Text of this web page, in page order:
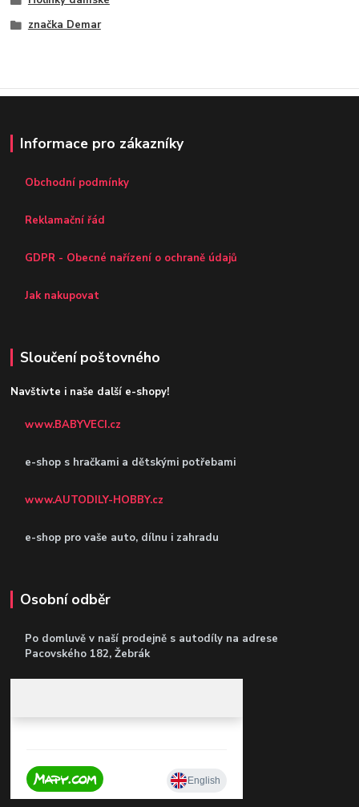
značka Demar
Informace pro zákazníky
Obchodní podmínky
Reklamační řád
GDPR - Obecné nařízení o ochraně údajů
Jak nakupovat
Sloučení poštovného
Navštivte i naše další e-shopy!
www.BABYVECI.cz
e-shop s hračkami a dětskými potřebami
www.AUTODILY-HOBBY.cz
e-shop pro vaše auto, dílnu i zahradu
Osobní odběr
Po domluvě v naší prodejně s autodíly na adrese
Pacovského 182, Žebrák